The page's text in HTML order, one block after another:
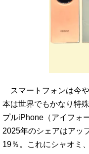
スマートフォンは今
本は世界でもかなり特
プルiPhone（アイフォ
2025年のシェアはアッ
19％。これにシャオミ